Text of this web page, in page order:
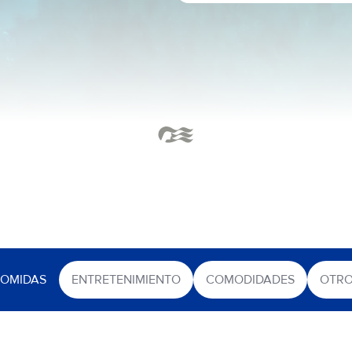
ENTRETENIMIENTO COMODIDADES